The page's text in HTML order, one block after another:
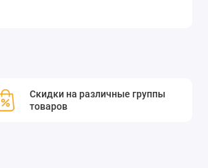
Скидки на различные группы
товаров